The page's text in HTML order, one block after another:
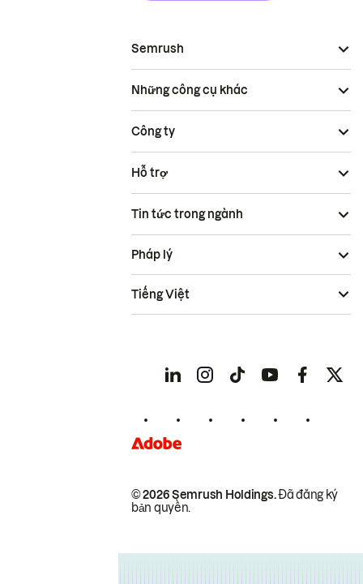
Semrush
Những công cụ khác
Công ty
Hỗ trợ
Tin tức trong ngành
© 2026 Semrush Holdings.Đã đăng ký
bản quyền.
Pháp lý
Tiếng Việt